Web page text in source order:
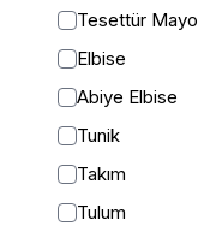
Tesettür Mayo
Elbise
Abiye Elbise
Tunik
Takım
Tulum